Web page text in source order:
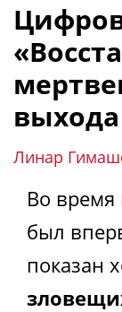
выхода
Линар
Во время
был
показан